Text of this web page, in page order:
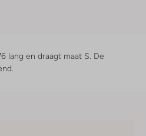
lang en draagt maat S. De